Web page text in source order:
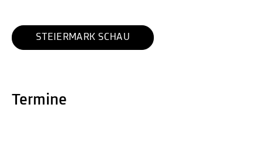
STEIERMARK SCHAU
Termine